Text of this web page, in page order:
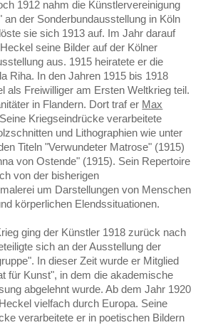
1912 nahm die Künstlervereinigung
an der Sonderbundausstellung in Köln
sie sich 1913 auf. Im Jahr darauf
seine Bilder auf der Kölner
aus. 1915 heiratete er die
Riha. In den Jahren 1915 bis 1918
als Freiwilliger am Ersten Weltkrieg teil.
in Flandern. Dort traf er Max
Kriegseindrücke verarbeitete
und Lithographien wie unter
Titeln "Verwundeter Matrose" (1915)
von Ostende" (1915). Sein Repertoire
von der bisherigen
um Darstellungen von Menschen
körperlichen Elendssituationen.
ging der Künstler 1918 zurück nach
sich an der Ausstellung der
In dieser Zeit wurde er Mitglied
für Kunst", in dem die akademische
abgelehnt wurde. Ab dem Jahr 1920
vielfach durch Europa. Seine
verarbeitete er in poetischen Bildern